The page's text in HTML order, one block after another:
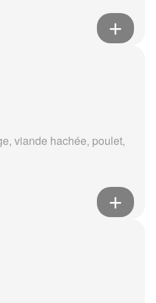
viande hachée, poulet,